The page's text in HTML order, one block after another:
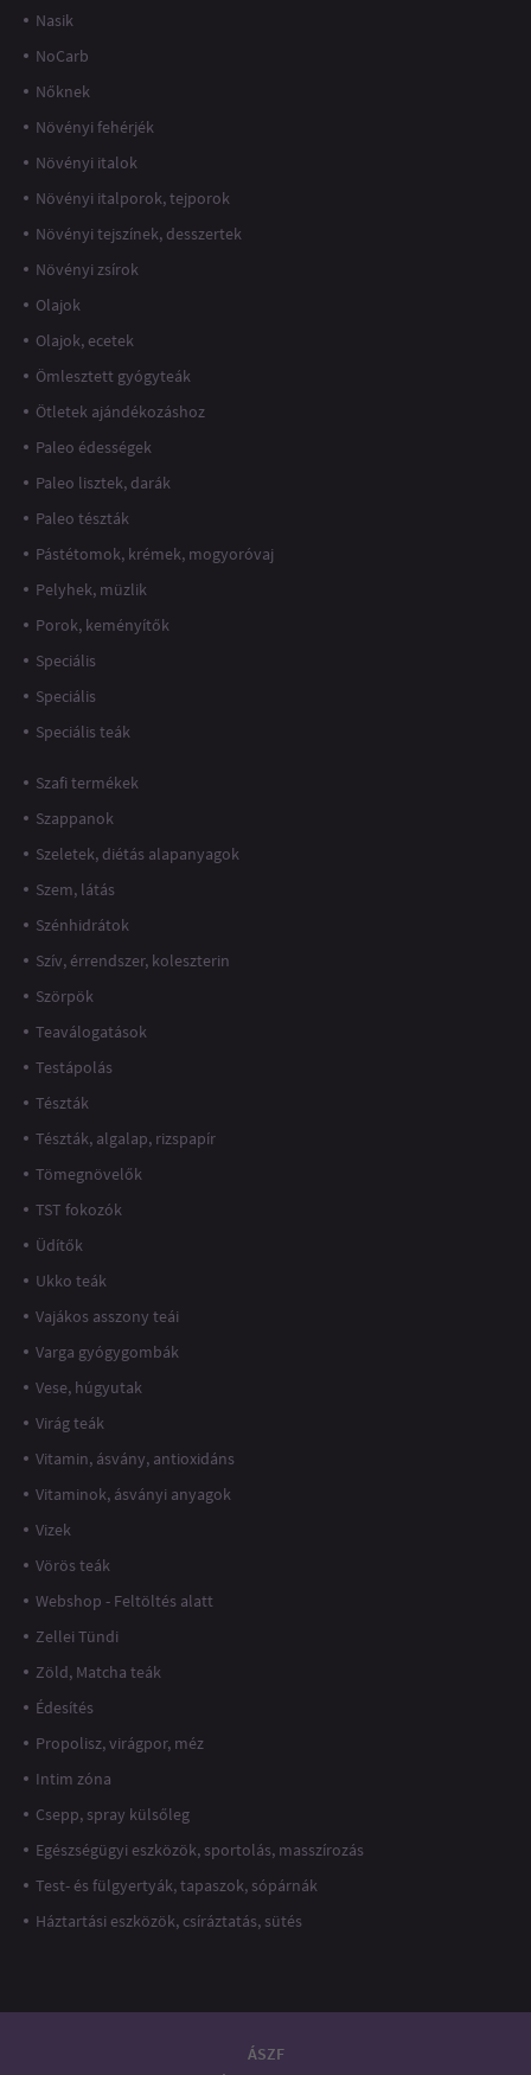
Nasik
NoCarb
Nőknek
Növényi fehérjék
Növényi italok
Növényi italporok, tejporok
Növényi tejszínek, desszertek
Növényi zsírok
Olajok
Olajok, ecetek
Ömlesztett gyógyteák
Ötletek ajándékozáshoz
Paleo édességek
Paleo lisztek, darák
Paleo tészták
Pástétomok, krémek, mogyoróvaj
Pelyhek, müzlik
Porok, keményítők
Speciális
Speciális
Speciális teák
Szafi termékek
Szappanok
Szeletek, diétás alapanyagok
Szem, látás
Szénhidrátok
Szív, érrendszer, koleszterin
Szörpök
Teaválogatások
Testápolás
Tészták
Tészták, algalap, rizspapír
Tömegnövelők
TST fokozók
Üdítők
Ukko teák
Vajákos asszony teái
Varga gyógygombák
Vese, húgyutak
Virág teák
Vitamin, ásvány, antioxidáns
Vitaminok, ásványi anyagok
Vizek
Vörös teák
Webshop - Feltöltés alatt
Zellei Tündi
Zöld, Matcha teák
Édesítés
Propolisz, virágpor, méz
Intim zóna
Csepp, spray külsőleg
Egészségügyi eszközök, sportolás, masszírozás
Test- és fülgyertyák, tapaszok, sópárnák
Háztartási eszközök, csíráztatás, sütés
ÁSZF